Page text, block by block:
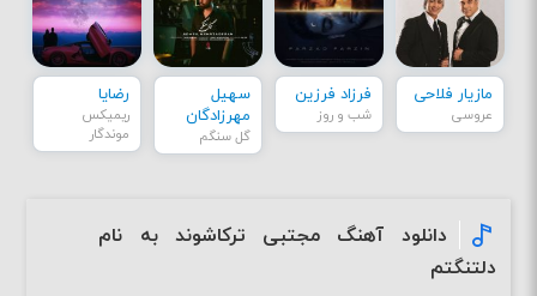
مازیار فلاحی
عروسی
فرزاد فرزین
شب و روز
سهیل
مهرزادگان
گل سنگم
رضایا
ریمیکس
موندگار
دانلود آهنگ مجتبی ترکاشوند به نام
دلتنگتم